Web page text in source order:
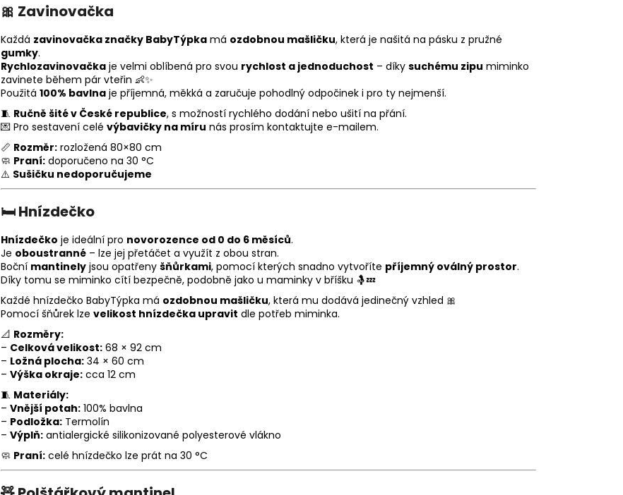
🎀 Zavinovačka
Každá zavinovačka značky BabyTýpka má ozdobnou mašličku, která je našitá na pásku z pružné
gumky.
Rychlozavinovačka je velmi oblíbená pro svou rychlost a jednoduchost – díky suchému zipu miminko
zavinete během pár vteřin 👶✨
Použitá 100% bavlna je příjemná, měkká a zaručuje pohodlný odpočinek i pro ty nejmenší.
🧵 Ručně šité v České republice, s možností rychlého dodání nebo ušití na přání.
💌 Pro sestavení celé výbavičky na míru nás prosím kontaktujte e-mailem.
📏 Rozměr: rozložená 80×80 cm
🧼 Praní: doporučeno na 30 °C
⚠️ Sušičku nedoporučujeme
🛏️Hnízdečko
Hnízdečko je ideální pro novorozence od 0 do 6 měsíců.
Je oboustranné – lze jej přetáčet a využít z obou stran.
Boční mantinely jsou opatřeny šňůrkami, pomocí kterých snadno vytvoříte příjemný oválný prostor.
Díky tomu se miminko cítí bezpečně, podobně jako u maminky v bříšku 🤱💤
Každé hnízdečko BabyTýpka má ozdobnou mašličku, která mu dodává jedinečný vzhled 🎀
Pomocí šňůrek lze velikost hnízdečka upravit dle potřeb miminka.
📐 Rozměry:
– Celková velikost: 68 × 92 cm
– Ložná plocha: 34 × 60 cm
– Výška okraje: cca 12 cm
🧵 Materiály:
– Vnější potah: 100% bavlna
– Podložka: Termolín
– Výplň: antialergické silikonizované polyesterové vlákno
🧼 Praní: celé hnízdečko lze prát na 30 °C